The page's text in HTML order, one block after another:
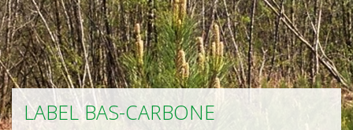
LABEL BAS-CARBONE